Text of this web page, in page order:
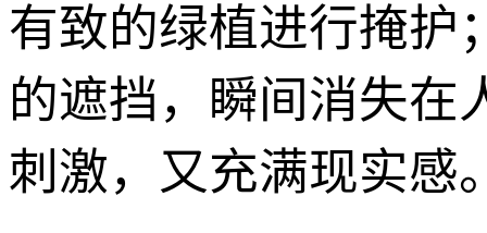
有致的绿植进行掩护
的遮挡，瞬间消失在
刺激，又充满现实感